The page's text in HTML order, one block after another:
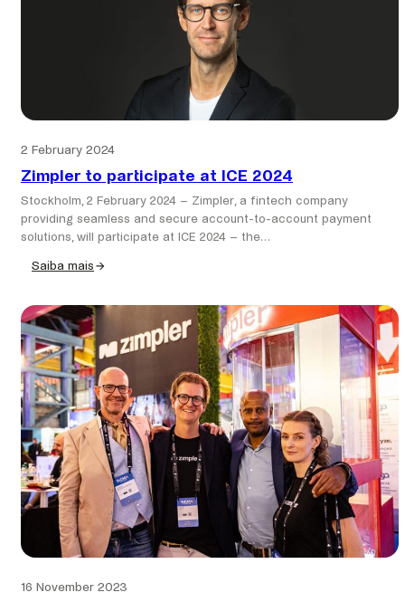
Pix
2 February 2024
Zimpler to participate at ICE 2024
Stockholm, 2 February 2024 – Zimpler, a fintech company
providing seamless and secure account-to-account payment
solutions, will participate at ICE 2024 – the…
Saiba mais
to
participate
at
ICE
2024
16 November 2023